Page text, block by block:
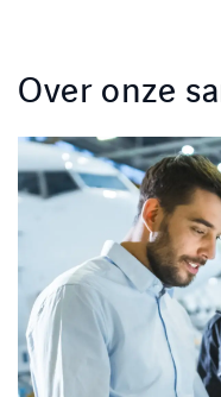
Over onze